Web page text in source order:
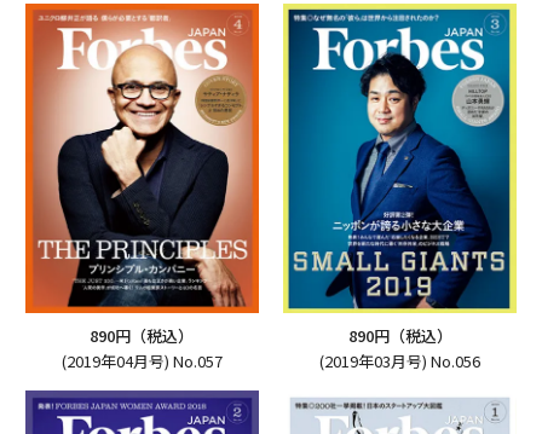
890円（税込）
(2019年04月号) No.057
890円（税込）
(2019年03月号) No.056